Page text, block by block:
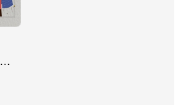
문화다양성 교육의 이해